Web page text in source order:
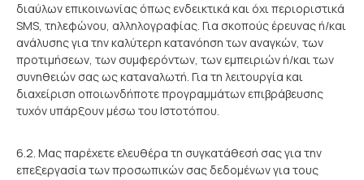
διαύλων επικοινωνίας όπως ενδεικτικά και όχι περιοριστικά
SMS, τηλεφώνου, αλληλογραφίας. Για σκοπούς έρευνας ή/και
ανάλυσης για την καλύτερη κατανόηση των αναγκών, των
προτιμήσεων, των συμφερόντων, των εμπειριών ή/και των
συνηθειών σας ως καταναλωτή. Για τη λειτουργία και
διαχείριση οποιωνδήποτε προγραμμάτων επιβράβευσης
τυχόν υπάρξουν μέσω του Ιστοτόπου.
6.2. Μας παρέχετε ελευθέρα τη συγκατάθεσή σας για την
επεξεργασία των προσωπικών σας δεδομένων για τους